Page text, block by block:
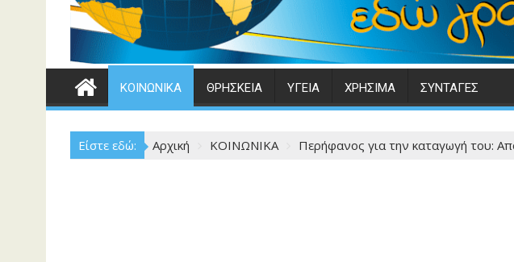
ΚΟΙΝΩΝΙΚΑ ΘΡΗΣΚΕΙΑ ΥΓΕΙΑ ΧΡΗΣΙΜΑ ΣΥΝΤΑΓΕΣ
Είστε εδώ: Αρχική ΚΟΙΝΩΝΙΚΑ Περήφανος για την καταγωγή του: